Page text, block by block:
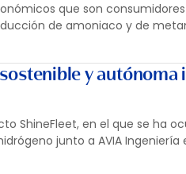
que son
de amoniaco y de
y autónoma
ShineFleet, en el que se ha
junto a AVIA Ingeniería